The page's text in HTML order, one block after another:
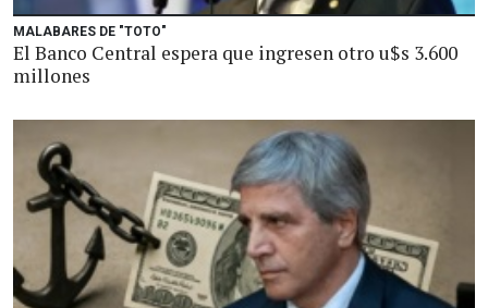
MALABARES DE "TOTO"
El Banco Central espera que ingresen otro u$s 3.600
millones